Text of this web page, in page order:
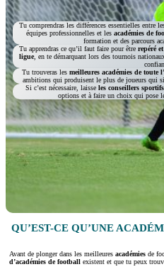
Tu comprendras les différences essentielles entre
équipes professionnelles et les académies de
formation et des parcours
Tu apprendras ce qu’il faut faire pour être repéré
ligue, en te démarquant lors des tournois
Tu trouveras les meilleures académies de toute
ambitions qui produisent le plus de joueurs qui
Si c’est nécessaire, laisse les conseillers
options et à faire un choix qui pose
QU’EST-CE QU’UNE
Avant de plonger dans les meilleures académies de
d’académies de football existent et que tu peux